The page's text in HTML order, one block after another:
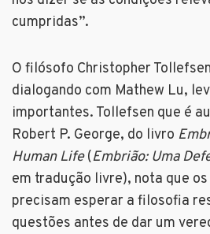
cumpridas”.
O filósofo Christopher
dialogando com Mathew Lu,
importantes. Tollefsen que é
Robert P. George, do livro
Human Life(Embrião: Uma
em tradução livre), nota que
precisam esperar a filosofia
questões antes de dar um